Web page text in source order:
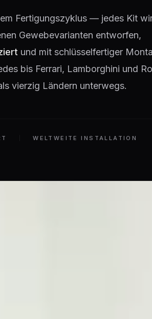
Fertigungszyklus — jedes Kit
Gewebevarianten entworfen,
und mit schlüsselfertiger
bis Ferrari, Lamborghini und
vierzig Ländern unterwegs.
WELTWEITE INSTALLATION